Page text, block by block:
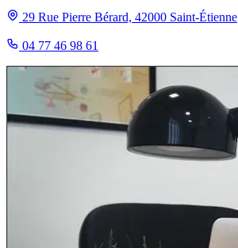
29 Rue Pierre Bérard, 42000 Saint-Étienne
04 77 46 98 61